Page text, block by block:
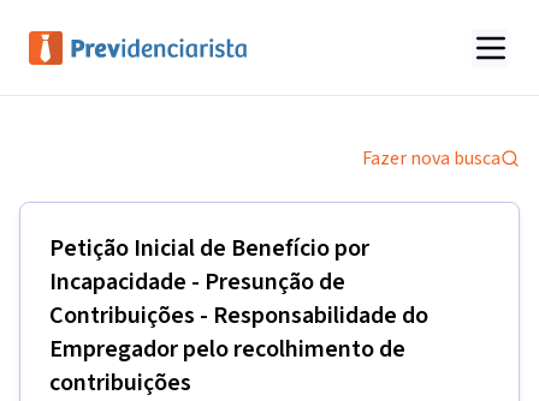
Fazer nova busca
Petição Inicial de Benefício por
Incapacidade - Presunção de
Contribuições - Responsabilidade do
Empregador pelo recolhimento de
contribuições